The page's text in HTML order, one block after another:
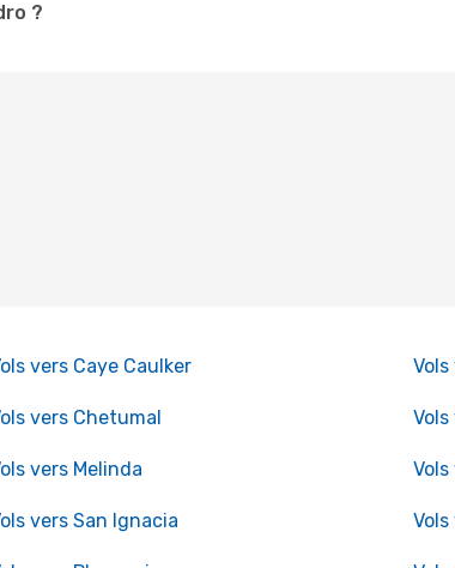
?
vers Caye Caulker
vers Chetumal Vols
vers Melinda
vers San Ignacia